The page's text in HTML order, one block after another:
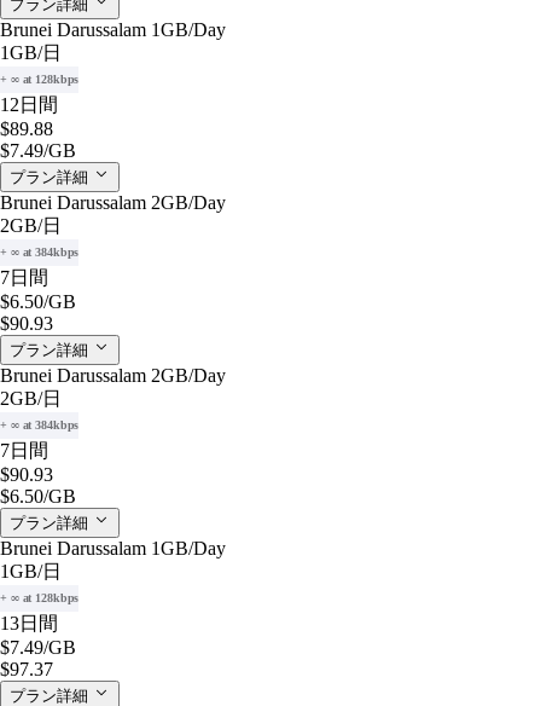
プラン詳細
Brunei Darussalam 1GB/Day
1GB/日
+ ∞ at 128kbps
12日間
$89.88
$7.49/GB
プラン詳細
Brunei Darussalam 2GB/Day
2GB/日
+ ∞ at 384kbps
7日間
$6.50/GB
$90.93
プラン詳細
Brunei Darussalam 2GB/Day
2GB/日
+ ∞ at 384kbps
7日間
$90.93
$6.50/GB
プラン詳細
Brunei Darussalam 1GB/Day
1GB/日
+ ∞ at 128kbps
13日間
$7.49/GB
$97.37
プラン詳細